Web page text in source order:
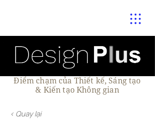
Điểm chạm của Thiết kế, Sáng tạo
& Kiến tạo Không gian
< Quay lại